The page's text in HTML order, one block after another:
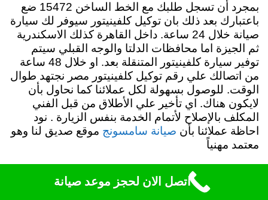
بمجرد أن تسجل طلبك مع الخط الساخن 15472 ضع
باعتبارك بعد ذلك بان توكيل كلفينيتور سيوفر لك سيارة
صيانة خلال 24 ساعة. داخل القاهرة كذلك الاسكندرية
ثم الجيزة اما محافظات الدلتا والوجه القبلي سيتم
توفير سيارة كلفينيتور المتنقلة بعد. او خلال 48 ساعة
من اتصالك علي رقم توكيل كلفينيتور مصر نجتهد طوال
الوقت. للوصول بسهولة لكل عملائنا كما نحاول بأن
لايكون هناك. اي تأخير علي الأطلاق من قبل الفني
المكلف بالإصلاح لأتمام الخدمة بنفس الزيارة . نود
احاظة عملائنا بأن صيانة سامسونج موقع صديق لنا وهو
معتمد مهنياً
Kelvinator Center Number in Misr
اتصل الان لحجز موعد صيانة